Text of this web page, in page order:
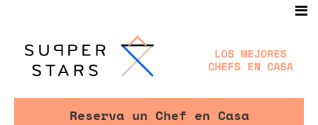
Reserva un Chef en Casa